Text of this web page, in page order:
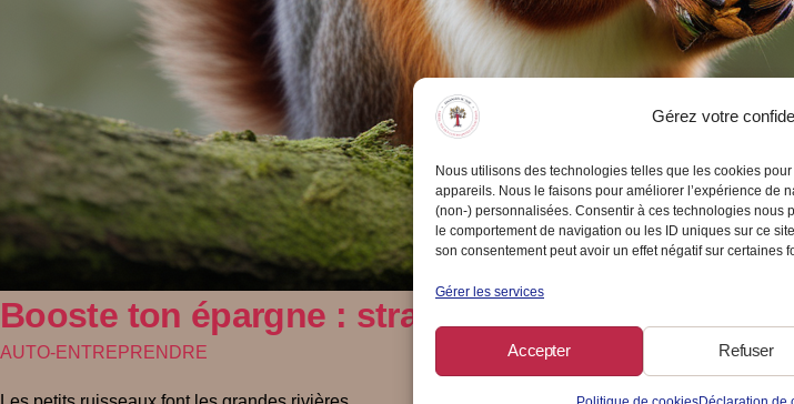
Gérez votre
Nous utilisons des technologies telles que les cookies
appareils. Nous le faisons pour améliorer l’expérience de
(non-) personnalisées. Consentir à ces technologies nous
le comportement de navigation ou les ID uniques sur ce
son consentement peut avoir un effet négatif sur certaines
Gérer les services
Accepter Refuser
Booste ton épargne : stratégies gagnantes pour
AUTO-ENTREPRENDRE